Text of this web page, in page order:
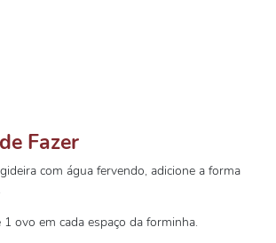
Fazer
com água fervendo, adicione a forma
1 ovo em cada espaço da forminha.